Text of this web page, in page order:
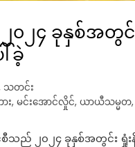
၄ ခုနှစ်အတွင်း
ါ်ခဲ့
သတင်း
း, မင်းအောင်လှိုင်, ယာယီသမ္မတ,
ည် ၂၀၂၄ ခုနှစ်အတွင်း ရှုံးနိမ့်